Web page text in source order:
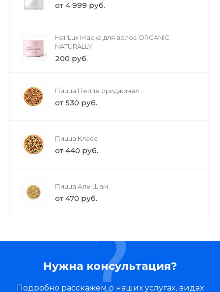
от 4 999 руб.
HairLux Маска для волос ORGANIC
NATURALLY
200 руб.
Пицца Пеппе ориджинал
от 530 руб.
Пицца Класс
от 440 руб.
Пицца Аль-Шам
от 470 руб.
Нужна консультация?
Подробно расскажем о наших услугах, видах